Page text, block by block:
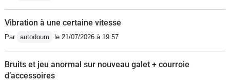
Vibration à une certaine vitesse
Par autodoum le 21/07/2026 à 19:57
Bruits et jeu anormal sur nouveau galet + courroie
d’accessoires